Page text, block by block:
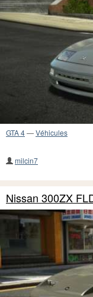
GTA 4—Véhicules
milcin7
Nissan 300ZX